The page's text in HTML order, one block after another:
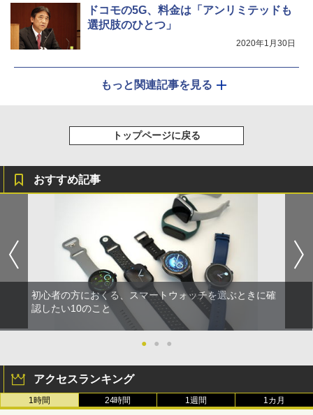
ドコモの5G、料金は「アンリミテッドも
選択肢のひとつ」
2020年1月30日
もっと関連記事を見る
トップページに戻る
おすすめ記事
初心者の方におくる、スマートウォッチを選ぶときに確
認したい10のこと
● ● ●
アクセスランキング
1時間 24時間 1週間 1カ月